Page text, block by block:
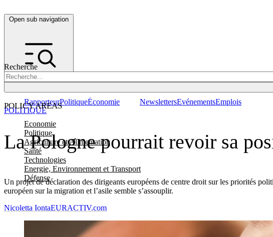
Open sub navigation
Recherche
POLICY AREAS
Economie
Politique
Agriculture et Alimentation
Santé
Technologies
Energie, Environnement et Transport
Défense
RapporteurPolitiqueÉconomie NewslettersEvénementsEmplois
La Pologne pourrait revoir sa
Un projet de déclaration des dirigeants européens de centre droit sur les priorités
européen sur la migration et l’asile semble s’assouplir.
POLITIQUE
Nicoletta IontaEURACTIV.com